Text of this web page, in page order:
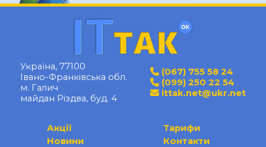
Україна, 77100
Івано-Франківська обл.
м. Галич
майдан Різдва, буд. 4
(067) 755 58 24
(099) 250 22 54
ittak.net@ukr.net
Акції
Новини
Тарифи
Контакти